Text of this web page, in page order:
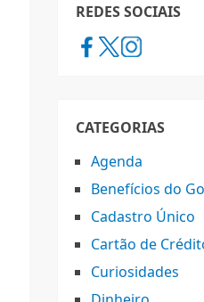
REDES SOCIAIS
CATEGORIAS
Agenda
Benefícios do
Cadastro Único
Cartão de
Curiosidades